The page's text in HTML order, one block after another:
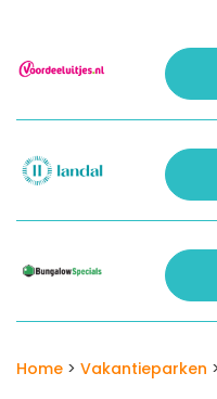
Home > Vakantieparken